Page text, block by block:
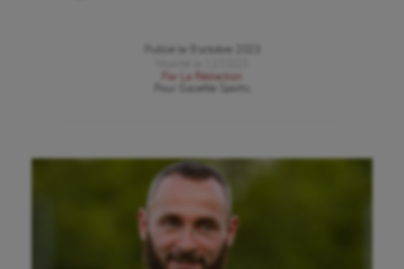
Publié le
9 octobre 2023
Par
La Rédaction
Gazette Sports